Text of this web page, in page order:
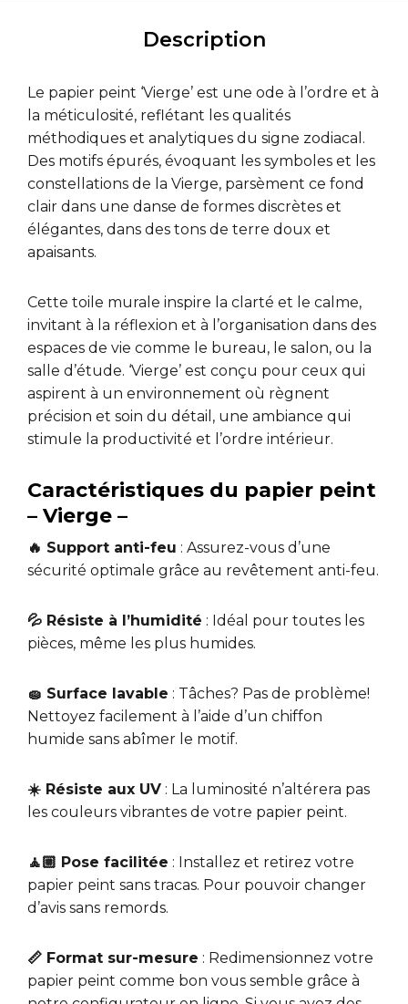
Description
Le papier peint ‘Vierge’ est une ode à l’ordre et à
la méticulosité, reflétant les qualités
méthodiques et analytiques du signe zodiacal.
Des motifs épurés, évoquant les symboles et les
constellations de la Vierge, parsèment ce fond
clair dans une danse de formes discrètes et
élégantes, dans des tons de terre doux et
apaisants.
Cette toile murale inspire la clarté et le calme,
invitant à la réflexion et à l’organisation dans des
espaces de vie comme le bureau, le salon, ou la
salle d’étude. ‘Vierge’ est conçu pour ceux qui
aspirent à un environnement où règnent
précision et soin du détail, une ambiance qui
stimule la productivité et l’ordre intérieur.
Caractéristiques du papier peint
– Vierge –
🔥 Support anti-feu : Assurez-vous d’une
sécurité optimale grâce au revêtement anti-feu.
💦 Résiste à l’humidité : Idéal pour toutes les
pièces, même les plus humides.
🧽 Surface lavable : Tâches? Pas de problème!
Nettoyez facilement à l’aide d’un chiffon
humide sans abîmer le motif.
☀️ Résiste aux UV : La luminosité n’altérera pas
les couleurs vibrantes de votre papier peint.
🧘🏼 Pose facilitée : Installez et retirez votre
papier peint sans tracas. Pour pouvoir changer
d’avis sans remords.
📏 Format sur-mesure : Redimensionnez votre
papier peint comme bon vous semble grâce à